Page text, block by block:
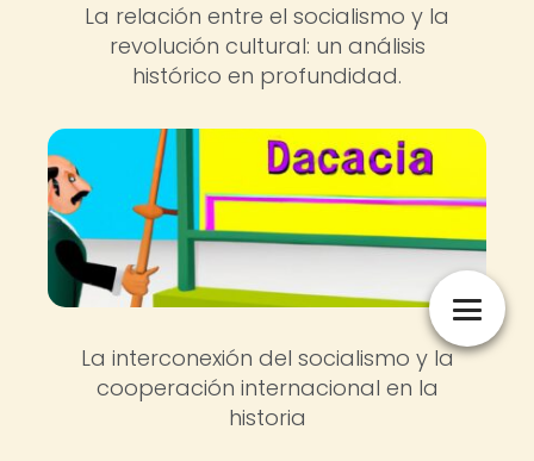
La relación entre el socialismo y la
revolución cultural: un análisis
histórico en profundidad.
La interconexión del socialismo y la
cooperación internacional en la
historia